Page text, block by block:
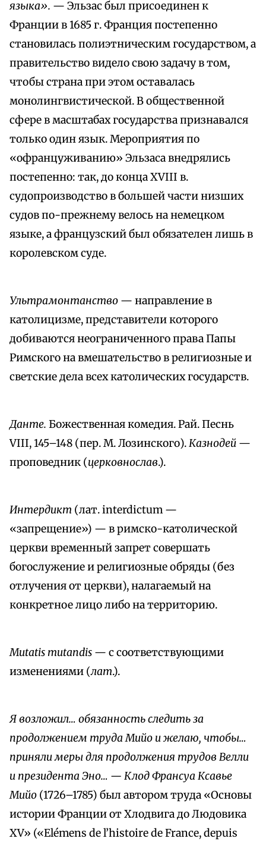
языка». — Эльзас был присоединен к
Франции в 1685 г. Франция постепенно
становилась полиэтническим государством, а
правительство видело свою задачу в том,
чтобы страна при этом оставалась
монолингвистической. В общественной
сфере в масштабах государства признавался
только один язык. Мероприятия по
«офранцуживанию» Эльзаса внедрялись
постепенно: так, до конца XVIII в.
судопроизводство в большей части низших
судов по-прежнему велось на немецком
языке, а французский был обязателен лишь в
королевском суде.
Ультрамонтанство — направление в
католицизме, представители которого
добиваются неограниченного права Папы
Римского на вмешательство в религиозные и
светские дела всех католических государств.
Данте. Божественная комедия. Рай. Песнь
VIII, 145–148 (пер. М. Лозинского).Казнодей —
проповедник (церковнослав.).
Интердикт (лат. interdictum —
«запрещение») — в римско-католической
церкви временный запрет совершать
богослужение и религиозные обряды (без
отлучения от церкви), налагаемый на
конкретное лицо либо на территорию.
Mutatis mutandis — с соответствующими
изменениями (лат.).
Я возложил… обязанность следить за
продолжением труда Мийо и желаю, чтобы…
приняли меры для продолжения трудов Велли
и президента Эно… — Клод Франсуа Ксавье
Мийо (1726–1785) был автором труда «Основы
истории Франции от Хлодвига до Людовика
XV» («Elémens de l’histoire de France, depuis